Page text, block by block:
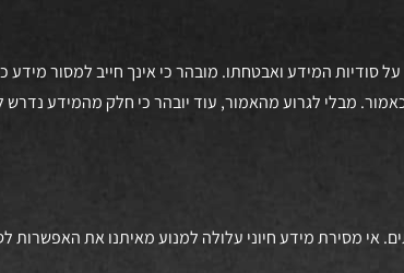
על סודיות המידע ואבטחתו. מובהר כי אינך חייב למסור
מבלי לגרוע מהאמור, עוד יובהר כי חלק מהמידע נדרש
אי מסירת מידע חיוני עלולה למנוע מאיתנו את האפשרות